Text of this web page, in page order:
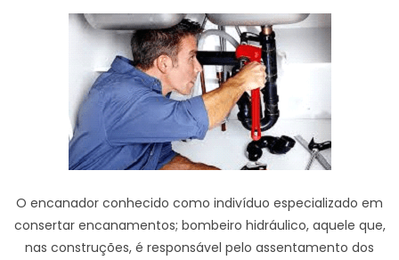
O encanador conhecido como indivíduo especializado em
consertar encanamentos; bombeiro hidráulico, aquele que,
nas construções, é responsável pelo assentamento dos